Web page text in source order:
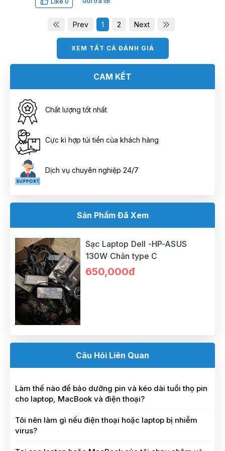
Prev 1 2 Next
XEM TẤT CẢ ĐÁNH GIÁ
CAM KẾT
Chất lượng tốt nhất
Cực kì hợp túi tiền của khách hàng
Dịch vụ chuyên nghiệp 24/7
Sản Phẩm Đã Xem
Sạc Laptop Dell -HP-ASUS
130W Chân type C
650,000đ
Câu Hỏi Liên Quan
Làm thế nào để bảo dưỡng pin và kéo dài tuổi thọ pin
cho laptop, MacBook và điện thoại?
Tôi nên làm gì nếu điện thoại hoặc laptop bị nhiễm
virus?